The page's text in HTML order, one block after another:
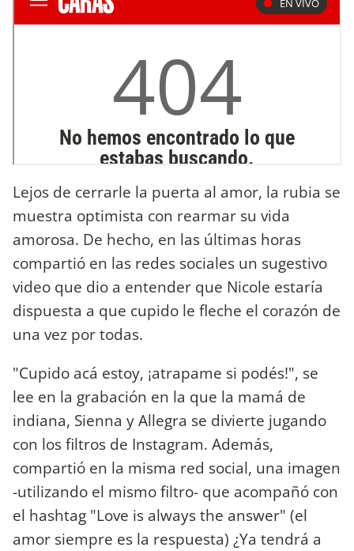
Lejos de cerrarle la puerta al amor, la rubia se
muestra optimista con rearmar su vida
amorosa. De hecho, en las últimas horas
compartió en las redes sociales un sugestivo
video que dio a entender que Nicole estaría
dispuesta a que cupido le fleche el corazón de
una vez por todas.
"Cupido acá estoy, ¡atrapame si podés!", se
lee en la grabación en la que la mamá de
indiana, Sienna y Allegra se divierte jugando
con los filtros de Instagram. Además,
compartió en la misma red social, una imagen
-utilizando el mismo filtro- que acompañó con
el hashtag "Love is always the answer" (el
amor siempre es la respuesta) ¿Ya tendrá a